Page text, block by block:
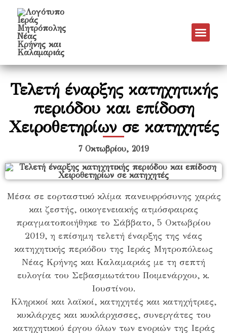
Τελετή έναρξης κατηχητικής
περιόδου και επίδοση
Χειροθετηρίων σε κατηχητές
7 Οκτωβρίου, 2019
Μέσα σε εορταστικό κλίμα πανευφρόσυνης χαράς
και ζεστής, οικογενειακής ατμόσφαιρας
πραγματοποιήθηκε το Σάββατο, 5 Οκτωβρίου
2019, η επίσημη τελετή έναρξης της νέας
κατηχητικής περιόδου της Ιεράς Μητροπόλεως
Νέας Κρήνης και Καλαμαριάς με τη σεπτή
ευλογία του Σεβασμιωτάτου Ποιμενάρχου, κ.
Ιουστίνου.
Κληρικοί και λαϊκοί, κατηχητές και κατηχήτριες,
κυκλάρχες και κυκλάρχισσες, συνεργάτες του
κατηχητικού έργου όλων των ενοριών της Ιεράς